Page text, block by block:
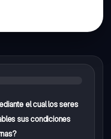
el cual los seres
sus condiciones